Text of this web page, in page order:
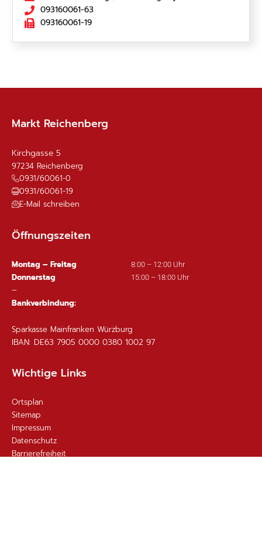
093160061-63
093160061-19
Markt Reichenberg
Kirchgasse 5
97234 Reichenberg
0931/60061-0
0931/60061-19
E-Mail schreiben
Öffnungszeiten
Montag – Freitag 8:00 – 12:00 Uhr
Donnerstag 15:00 – 18:00 Uhr
–
Bankverbindung:
Sparkasse Mainfranken Würzburg
IBAN: DE63 7905 0000 0380 1002 97
Wichtige Links
Ortsplan
Sitemap
Impressum
Datenschutz
Barrierefreiheit